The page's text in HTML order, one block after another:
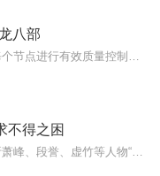
八部
不得之困